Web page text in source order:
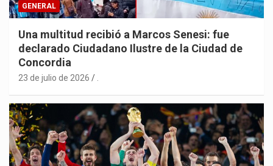
GENERAL
Una multitud recibió a Marcos Senesi: fue
declarado Ciudadano Ilustre de la Ciudad de
Concordia
23 de julio de 2026